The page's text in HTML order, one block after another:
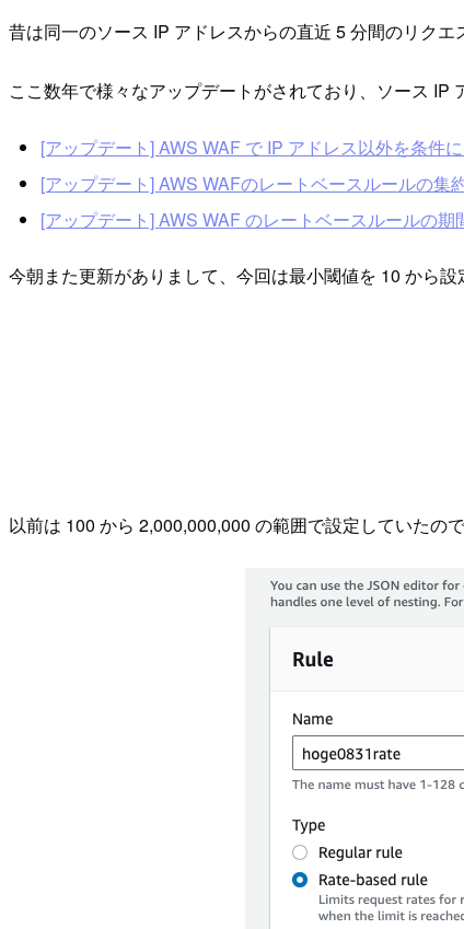
昔は同一のソース IP アドレスからの直近 5 分間のリク
ここ数年で様々なアップデートがされており、ソース IP
[アップデート] AWS WAF で IP アドレス以外を条件
[アップデート] AWS WAFのレートベースルールの
[アップデート] AWS WAF のレートベースルールの
今朝また更新がありまして、今回は最小閾値を 10 から設
以前は 100 から 2,000,000,000 の範囲で設定していたの